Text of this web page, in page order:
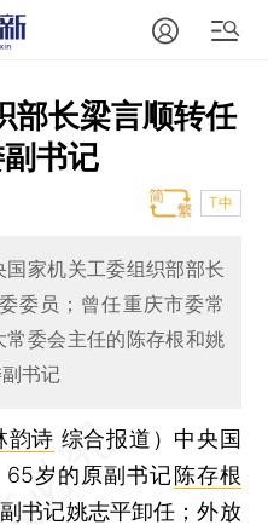
部长梁言顺转任
书记
T中
家机关工委组织部部长
委员；曾任重庆市委常
委会主任的陈存根和姚
书记
韵诗 综合报道） 中央国
岁的原副书记陈存根
书记姚志平卸任；外放